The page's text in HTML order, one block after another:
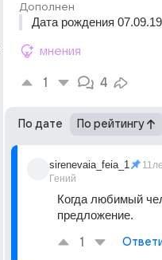
Дополнен
Дата рождения
мнения
1 4
По дате По рейтингу
sirenevaia_feia_1
Гений
Когда любимый
предложение.
1